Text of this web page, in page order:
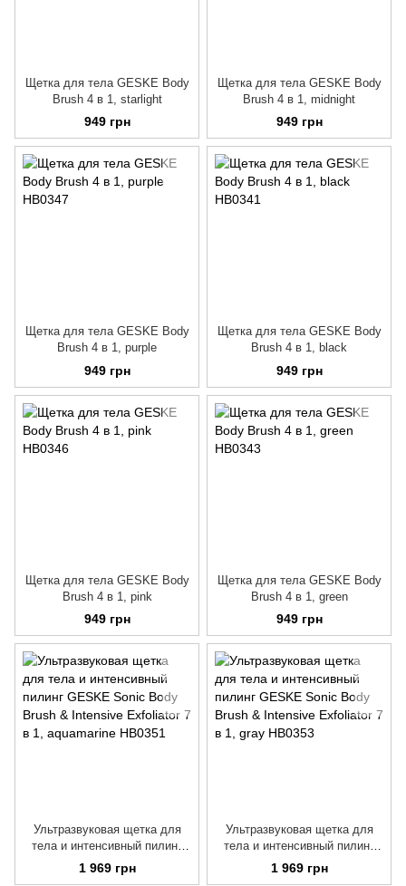
Щетка для тела GESKE Body
Brush 4 в 1, starlight
949 грн
Щетка для тела GESKE Body
Brush 4 в 1, midnight
949 грн
Щетка для тела GESKE Body
Brush 4 в 1, purple
949 грн
Щетка для тела GESKE Body
Brush 4 в 1, black
949 грн
Щетка для тела GESKE Body
Brush 4 в 1, pink
949 грн
Щетка для тела GESKE Body
Brush 4 в 1, green
949 грн
Ультразвуковая щетка для
тела и интенсивный пилинг
GESKE Sonic Body Brush &
Intensive Exfoliator 7 в 1,
1 969 грн
Ультразвуковая щетка для
тела и интенсивный пилинг
GESKE Sonic Body Brush &
Intensive Exfoliator 7 в 1, gray
1 969 грн